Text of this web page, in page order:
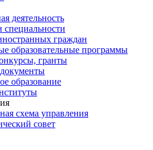
деятельность
граждан
образовательные программы
гранты
образование
схема управления
совет